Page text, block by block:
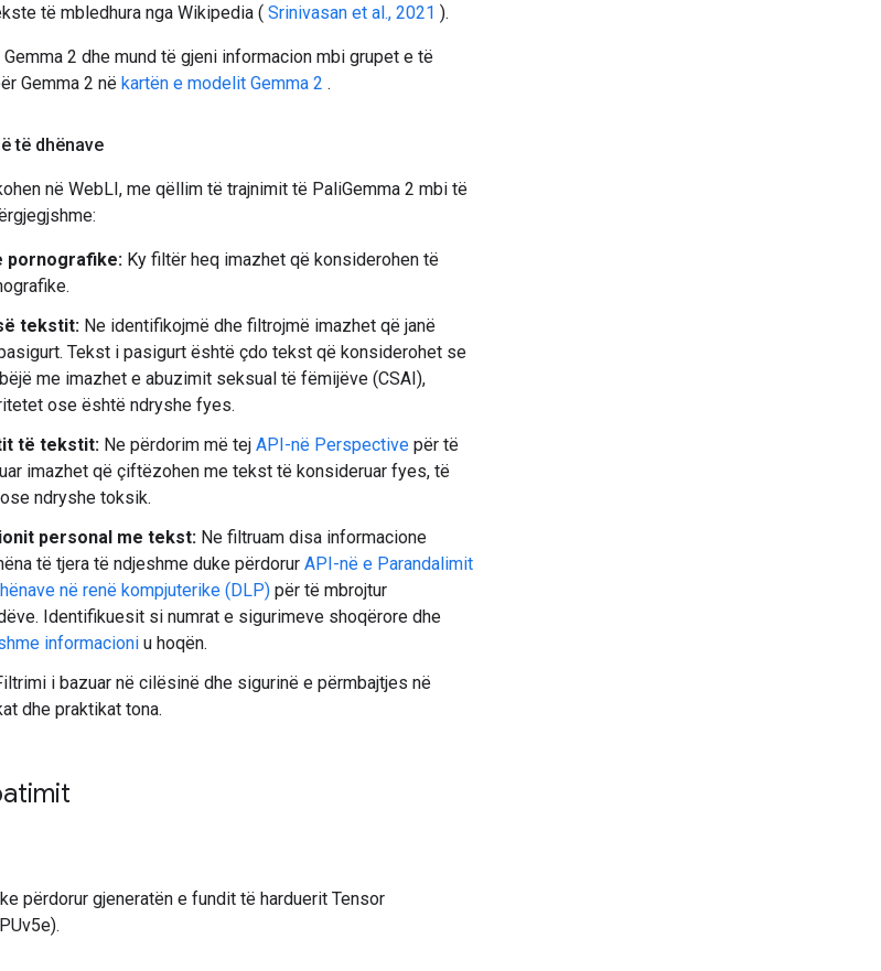
të mbledhura nga Wikipedia ( Srinivasan et al., 2021 ).
2 dhe mund të gjeni informacion mbi grupet e të
Gemma 2 në kartën e modelit Gemma 2 .
të dhënave
në WebLI, me qëllim të trajnimit të PaliGemma 2 mbi të
pornografike: Ky filtër heq imazhet që konsiderohen të
tekstit: Ne identifikojmë dhe filtrojmë imazhet që janë
Tekst i pasigurt është çdo tekst që konsiderohet se
me imazhet e abuzimit seksual të fëmijëve (CSAI),
ose është ndryshe fyes.
të tekstit: Ne përdorim më tej API-në Perspective për të
imazhet që çiftëzohen me tekst të konsideruar fyes, të
ndryshe toksik.
personal me tekst: Ne filtruam disa informacione
të tjera të ndjeshme duke përdorur API-në e Parandalimit
në renë kompjuterike (DLP) për të mbrojtur
Identifikuesit si numrat e sigurimeve shoqërore dhe
informacioni u hoqën.
i bazuar në cilësinë dhe sigurinë e përmbajtjes në
dhe praktikat tona.
përdorur gjeneratën e fundit të harduerit Tensor